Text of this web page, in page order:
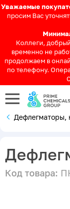
Уважаемые
просим Вас
Коллеги,
временно не
продолжаем в
по телефону.
Дефлегматоры,
Код товара: